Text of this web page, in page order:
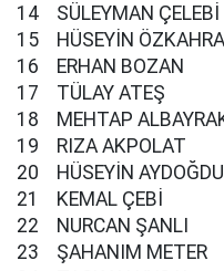
14 SÜLEYMAN ÇELEBİ
15 HÜSEYİN
16 ERHAN BOZAN
17 TÜLAY ATEŞ
18 MEHTAP
19 RIZA AKPOLAT
20 HÜSEYİN AYDOĞDU
21 KEMAL ÇEBİ
22 NURCAN ŞANLI
23 ŞAHANIM METER